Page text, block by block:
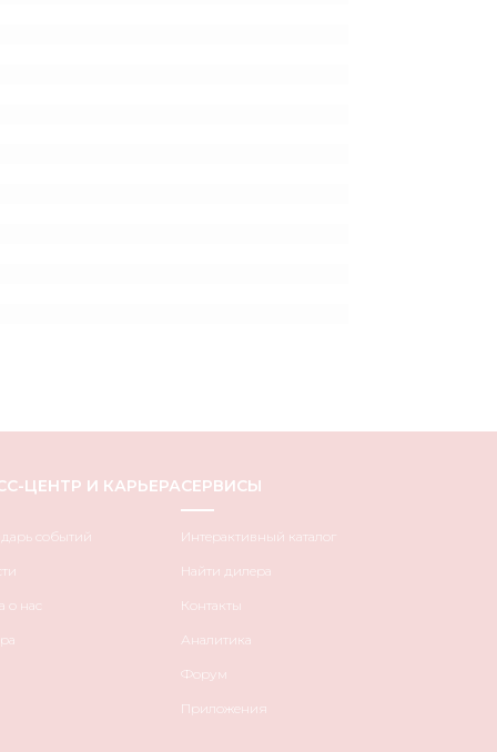
ЦЕНТР И КАРЬЕРА
событий
нас
СЕРВИСЫ
Интерактивный каталог
Найти дилера
Контакты
Аналитика
Форум
Приложения